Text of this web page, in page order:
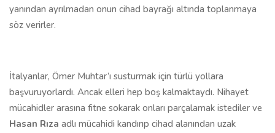
yanından ayrılmadan onun cihad bayrağı altında toplanmaya
söz verirler.
İtalyanlar, Ömer Muhtar’ı susturmak için türlü yollara
başvuruyorlardı. Ancak elleri hep boş kalmaktaydı. Nihayet
mücahidler arasına fitne sokarak onları parçalamak istediler ve
Hasan Rıza adlı mücahidi kandırıp cihad alanından uzak